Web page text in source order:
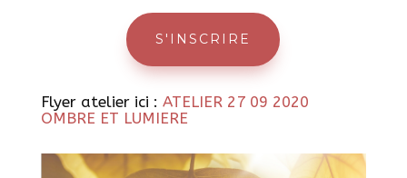
S'INSCRIRE
Flyer atelier ici : ATELIER 27 09 2020
OMBRE ET LUMIERE